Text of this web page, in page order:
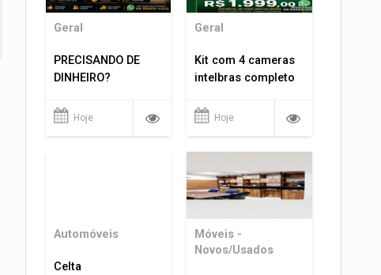
Geral
PRECISANDO DE
DINHEIRO?
Hoje
Geral
Kit com 4 cameras
intelbras completo
Hoje
Automóveis
Celta
Móveis -
Novos/Usados